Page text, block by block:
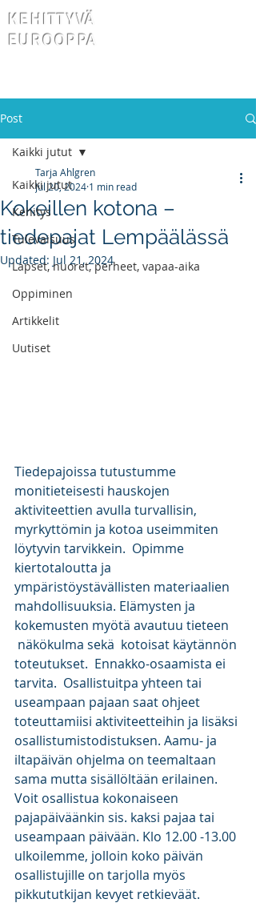
KEHITTYVÄ
EUROOPPA
Post
Kaikki jutut
Kehitys
Tulevaisuus
Lapset, nuoret, perheet, vapaa-aika
Oppiminen
Artikkelit
Uutiset
Kaikki jutut
Kokeillen kotona –
tiedepajat Lempäälässä
Tarja Ahlgren
Jul 20, 2024 1 min read
Updated: Jul 21, 2024
Tiedepajoissa tutustumme
monitieteisesti hauskojen
aktiviteettien avulla turvallisin,
myrkyttömin ja kotoa useimmiten
löytyvin tarvikkein.  Opimme
kiertotaloutta ja
ympäristöystävällisten materiaalien
mahdollisuuksia. Elämysten ja
kokemusten myötä avautuu tieteen
näkökulma sekä  kotoisat käytännön
toteutukset.  Ennakko-osaamista ei
tarvita.  Osallistuitpa yhteen tai
useampaan pajaan saat ohjeet
toteuttamiisi aktiviteetteihin ja lisäksi
osallistumistodistuksen. Aamu- ja
iltapäivän ohjelma on teemaltaan
sama mutta sisällöltään erilainen.
Voit osallistua kokonaiseen
pajapäiväänkin sis. kaksi pajaa tai
useampaan päivään. Klo 12.00 -13.00
ulkoilemme, jolloin koko päivän
osallistujille on tarjolla myös
pikkututkijan kevyet retkieväät.